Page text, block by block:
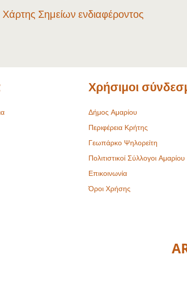
Χάρτης Σημείων ενδιαφέροντος
Χρήσιμοι
Δήμος Αμαρίου
Περιφέρεια Κρήτης
Γεωπάρκο Ψηλορείτη
Πολιτιστικοί Σύλλογοι Αμαρίου
Επικοινωνία
Όροι Χρήσης